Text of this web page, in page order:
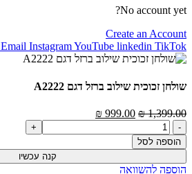
No account yet?
Create an Account
Email InstagramYouTube linkedin TikTok
שולחן זכוכית שילוב ברזל דגם A2222
1,399.00
₪ המחיר
היה:
1,399.00 ₪.
999.00
₪
הוא:
999.00 ₪.
כמות
של
שולחן
זכוכית
הוספה לסל
קנה עכשיו
הוספה להשוואה